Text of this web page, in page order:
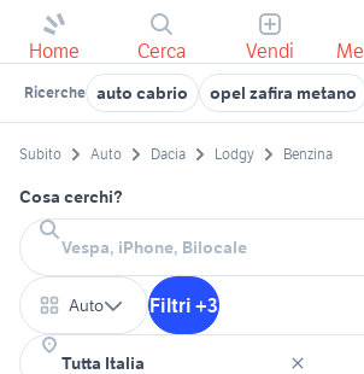
Home Cerca Vendi
Ricerche auto cabrio opel zafira metano
Subito Auto Dacia Lodgy Benzina
Cosa cerchi?
Auto Filtri +3